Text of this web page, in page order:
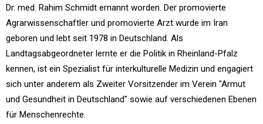
Dr. med. Rahim Schmidt ernannt worden. Der promovierte
Agrarwissenschaftler und promovierte Arzt wurde im Iran
geboren und lebt seit 1978 in Deutschland. Als
Landtagsabgeordneter lernte er die Politik in Rheinland-Pfalz
kennen, ist ein Spezialist für interkulturelle Medizin und engagiert
sich unter anderem als Zweiter Vorsitzender im Verein "Armut
und Gesundheit in Deutschland" sowie auf verschiedenen Ebenen
für Menschenrechte.